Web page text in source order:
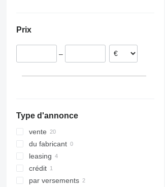
907
924
926
928
930
931
936
S-Series
9080
T-series
Prix
–
Type d'annonce
vente
du fabricant
leasing
crédit
par versements